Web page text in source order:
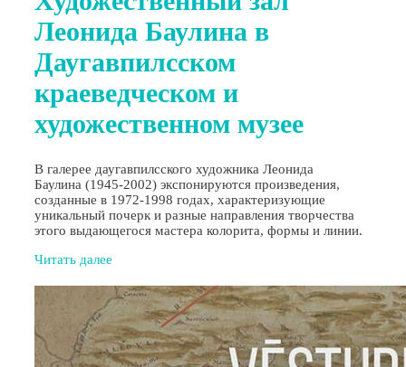
Леонида Баулина в
Даугавпилсском
краеведческом и
художественном музее
В галерее даугавпилсского художника Леонида
Баулина (1945-2002) экспонируются произведения,
созданные в 1972-1998 годах, характеризующие
уникальный почерк и разные направления творчества
этого выдающегося мастера колорита, формы и линии.
Читать далее